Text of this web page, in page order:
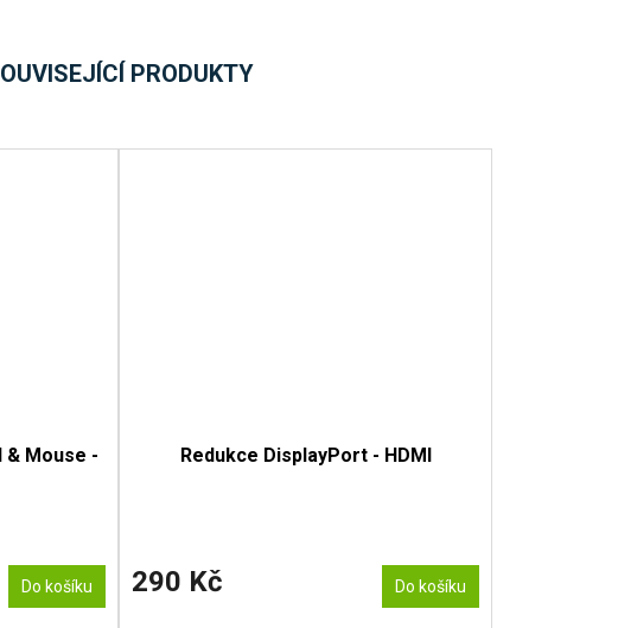
PRODUKTY
& Mouse -
Do košíku
Redukce DisplayPort - HDMI
290 Kč Do košíku